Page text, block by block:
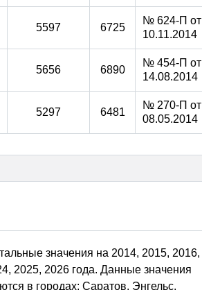
5597 6725
№ 624-П от
10.11.2014
5656 6890
№ 454-П от
14.08.2014
5297 6481
№ 270-П от
08.05.2014
значения на 2014, 2015, 2016,
2025, 2026 года. Данные значения
в городах: Саратов, Энгельс,